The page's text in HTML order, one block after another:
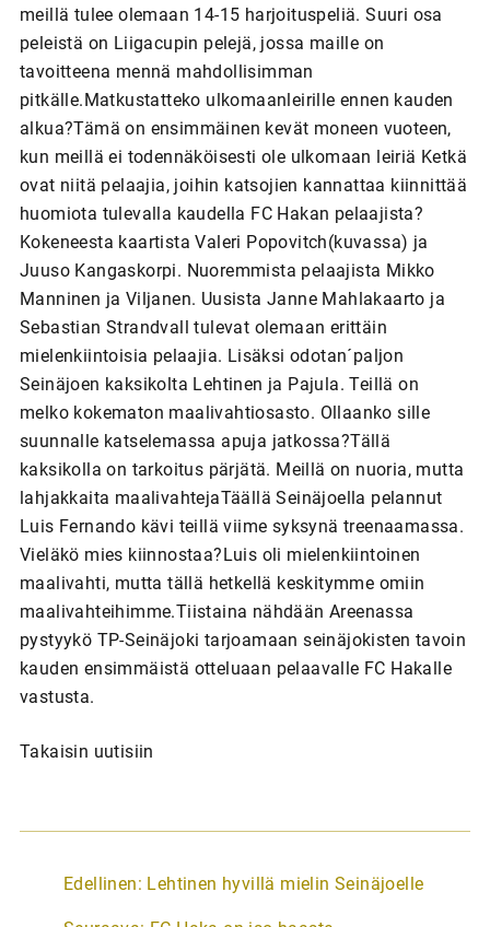
meillä tulee olemaan 14-15 harjoituspeliä. Suuri osa
peleistä on Liigacupin pelejä, jossa maille on
tavoitteena mennä mahdollisimman
pitkälle.Matkustatteko ulkomaanleirille ennen kauden
alkua?Tämä on ensimmäinen kevät moneen vuoteen,
kun meillä ei todennäköisesti ole ulkomaan leiriä Ketkä
ovat niitä pelaajia, joihin katsojien kannattaa kiinnittää
huomiota tulevalla kaudella FC Hakan pelaajista?
Kokeneesta kaartista Valeri Popovitch(kuvassa) ja
Juuso Kangaskorpi. Nuoremmista pelaajista Mikko
Manninen ja Viljanen. Uusista Janne Mahlakaarto ja
Sebastian Strandvall tulevat olemaan erittäin
mielenkiintoisia pelaajia. Lisäksi odotan´paljon
Seinäjoen kaksikolta Lehtinen ja Pajula. Teillä on
melko kokematon maalivahtiosasto. Ollaanko sille
suunnalle katselemassa apuja jatkossa?Tällä
kaksikolla on tarkoitus pärjätä. Meillä on nuoria, mutta
lahjakkaita maalivahtejaTäällä Seinäjoella pelannut
Luis Fernando kävi teillä viime syksynä treenaamassa.
Vieläkö mies kiinnostaa?Luis oli mielenkiintoinen
maalivahti, mutta tällä hetkellä keskitymme omiin
maalivahteihimme.Tiistaina nähdään Areenassa
pystyykö TP-Seinäjoki tarjoamaan seinäjokisten tavoin
kauden ensimmäistä otteluaan pelaavalle FC Hakalle
vastusta.
Takaisin uutisiin
A
Edellinen: Lehtinen hyvillä mielin Seinäjoelle